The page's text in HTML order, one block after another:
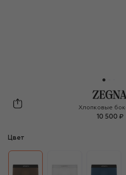
Zegna
Хлопковые
10 500 ₽
Цвет